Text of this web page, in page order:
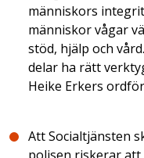
människors
människor vågar
stöd, hjälp och
delar ha rätt
Heike Erkers
Att Socialtjänsten